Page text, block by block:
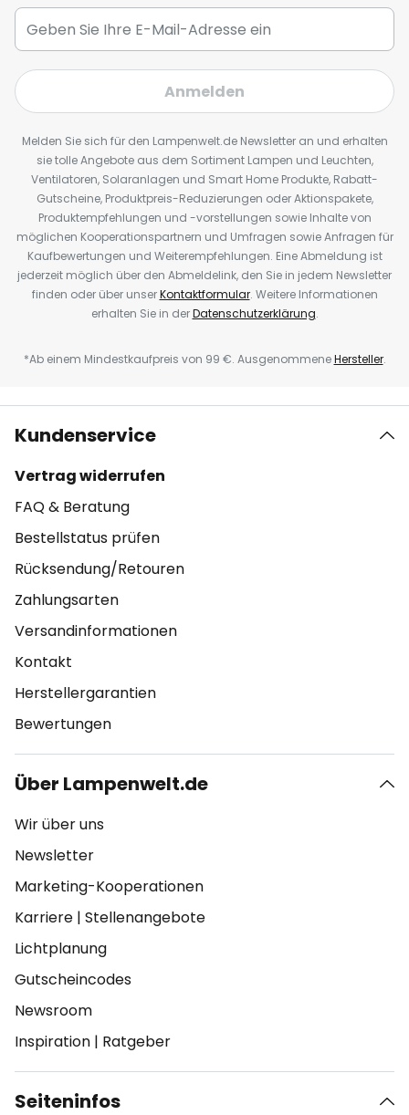
Anmelden
Melden Sie sich für den Lampenwelt.de Newsletter an und erhalten
sie tolle Angebote aus dem Sortiment Lampen und Leuchten,
Ventilatoren, Solaranlagen und Smart Home Produkte, Rabatt-
Gutscheine, Produktpreis-Reduzierungen oder Aktionspakete,
Produktempfehlungen und -vorstellungen sowie Inhalte von
möglichen Kooperationspartnern und Umfragen sowie Anfragen für
Kaufbewertungen und Weiterempfehlungen. Eine Abmeldung ist
jederzeit möglich über den Abmeldelink, den Sie in jedem Newsletter
finden oder über unserKontaktformular. Weitere Informationen
erhalten Sie in derDatenschutzerklärung.
*Ab einem Mindestkaufpreis von 99 €. AusgenommeneHersteller.
Kundenservice
Vertrag widerrufen
FAQ & Beratung
Bestellstatus prüfen
Rücksendung/Retouren
Zahlungsarten
Versandinformationen
Kontakt
Herstellergarantien
Bewertungen
Über Lampenwelt.de
Wir über uns
Newsletter
Marketing-Kooperationen
Karriere | Stellenangebote
Lichtplanung
Gutscheincodes
Newsroom
Inspiration | Ratgeber
Seiteninfos